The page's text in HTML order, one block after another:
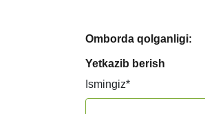
Omborda qolganligi:
Yetkazib berish
Ismingiz*